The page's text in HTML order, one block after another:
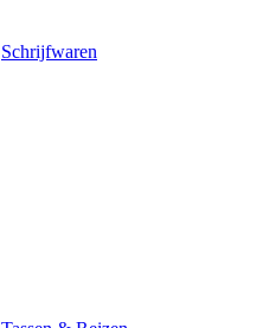
Schrijfwaren